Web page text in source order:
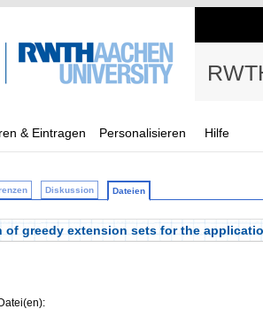
& Eintragen Personalisieren Hilfe
Diskussion Dateien
greedy extension sets for the